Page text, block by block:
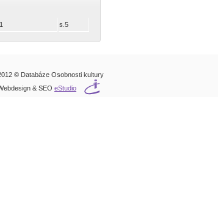
s.5
© Databáze Osobnosti kultury
& SEO eStudio